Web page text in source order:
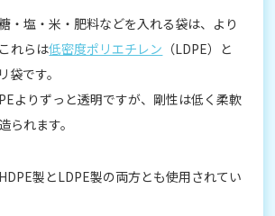
・塩・米・肥料などを入れる袋は、より
れらは低密度ポリエチレン （LDPE）と
袋です。
よりずっと透明ですが、剛性は低く柔軟
られます。
製とLDPE製の両方とも使用されてい